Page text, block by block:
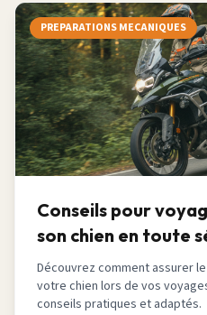
PREPARATIONS MECANIQUES
Conseils pour
son chien en toute
Découvrez comment assurer
votre chien lors de vos
conseils pratiques et adaptés.